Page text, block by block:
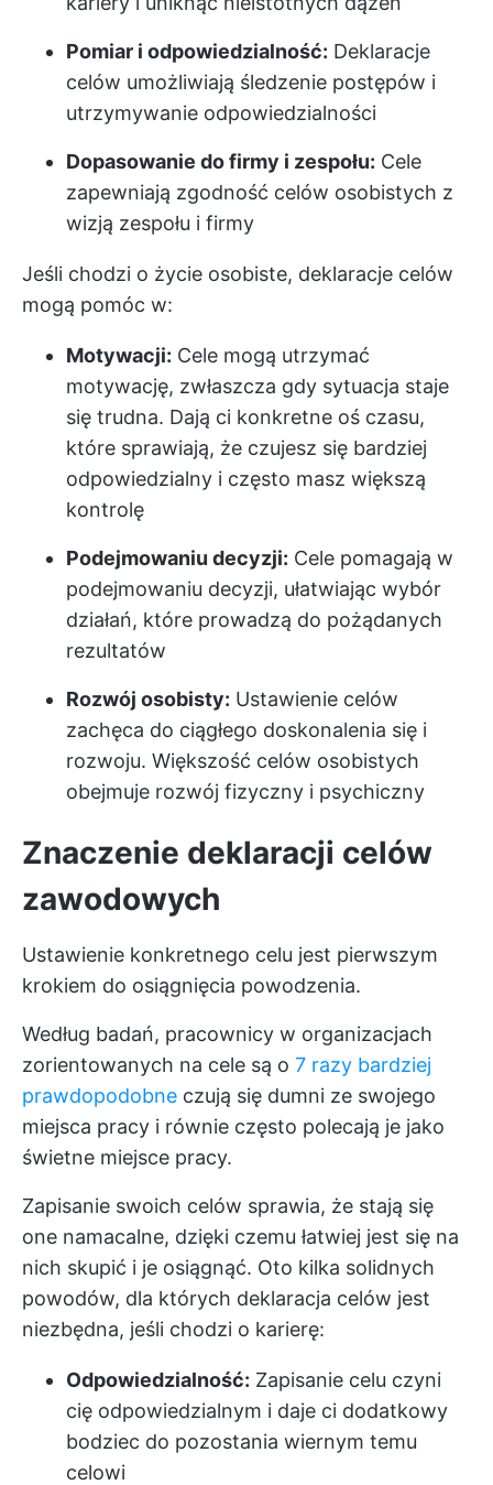
Pomiar i odpowiedzialność: Deklaracje
celów umożliwiają śledzenie postępów i
utrzymywanie odpowiedzialności
Dopasowanie do firmy i zespołu: Cele
zapewniają zgodność celów osobistych z
wizją zespołu i firmy
Jeśli chodzi o życie osobiste, deklaracje celów
mogą pomóc w:
Motywacji: Cele mogą utrzymać
motywację, zwłaszcza gdy sytuacja staje
się trudna. Dają ci konkretne oś czasu,
które sprawiają, że czujesz się bardziej
odpowiedzialny i często masz większą
kontrolę
Podejmowaniu decyzji: Cele pomagają w
podejmowaniu decyzji, ułatwiając wybór
działań, które prowadzą do pożądanych
rezultatów
Rozwój osobisty: Ustawienie celów
zachęca do ciągłego doskonalenia się i
rozwoju. Większość celów osobistych
obejmuje rozwój fizyczny i psychiczny
Znaczenie deklaracji celów
zawodowych
Ustawienie konkretnego celu jest pierwszym
krokiem do osiągnięcia powodzenia.
Według badań, pracownicy w organizacjach
zorientowanych na cele są o 7 razy bardziej
prawdopodobne czują się dumni ze swojego
miejsca pracy i równie często polecają je jako
świetne miejsce pracy.
Zapisanie swoich celów sprawia, że stają się
one namacalne, dzięki czemu łatwiej jest się na
nich skupić i je osiągnąć. Oto kilka solidnych
powodów, dla których deklaracja celów jest
niezbędna, jeśli chodzi o karierę:
Odpowiedzialność: Zapisanie celu czyni
cię odpowiedzialnym i daje ci dodatkowy
bodziec do pozostania wiernym temu
celowi